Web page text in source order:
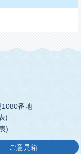
1080番地
)
)
ご意見箱